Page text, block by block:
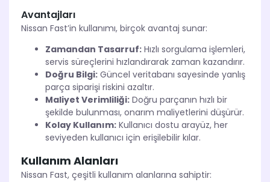
Avantajları
Nissan Fast’in kullanımı, birçok avantaj sunar:
Zamandan Tasarruf: Hızlı sorgulama işlemleri,
servis süreçlerini hızlandırarak zaman kazandırır.
Doğru Bilgi: Güncel veritabanı sayesinde yanlış
parça siparişi riskini azaltır.
Maliyet Verimliliği: Doğru parçanın hızlı bir
şekilde bulunması, onarım maliyetlerini düşürür.
Kolay Kullanım: Kullanıcı dostu arayüz, her
seviyeden kullanıcı için erişilebilir kılar.
Kullanım Alanları
Nissan Fast, çeşitli kullanım alanlarına sahiptir: